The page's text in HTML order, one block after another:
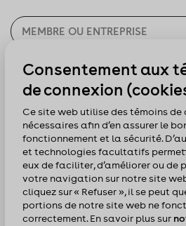
CHERCHER
Pour nous suivre :
Consentement aux
de connexion
Ce site web utilise des témoins de
nécessaires afin d’en assurer le
fonctionnement et la sécurité.
et technologies facultatifs
eux de faciliter, d’améliorer ou de
votre navigation sur notre site
cliquez sur « Refuser », il se peut
portions de notre site web ne
correctement. En savoir plus sur